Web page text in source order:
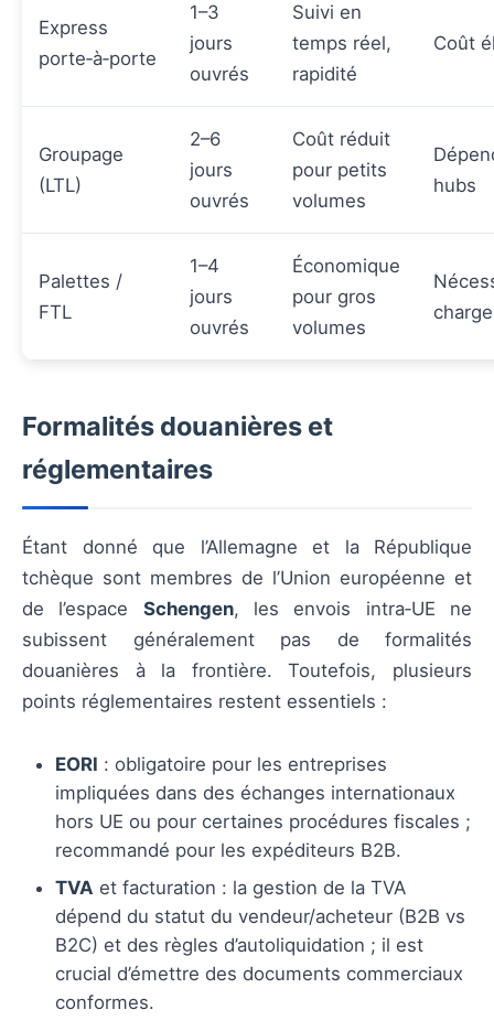
Express
porte‑à‑porte
1–3
jours
ouvrés
Suivi en
temps réel,
rapidité
Coût
Groupage
(LTL)
2–6
jours
ouvrés
Coût réduit
pour petits
volumes
hubs
Palettes /
FTL
1–4
jours
ouvrés
Économique
pour gros
volumes
Formalités douanières et
réglementaires
Étant donné que l’Allemagne et la République
tchèque sont membres de l’Union européenne et
de l’espace Schengen, les envois intra‑UE ne
subissent généralement pas de formalités
douanières à la frontière. Toutefois, plusieurs
points réglementaires restent essentiels :
EORI : obligatoire pour les entreprises
impliquées dans des échanges internationaux
hors UE ou pour certaines procédures fiscales ;
recommandé pour les expéditeurs B2B.
TVA et facturation : la gestion de la TVA
dépend du statut du vendeur/acheteur (B2B vs
B2C) et des règles d’autoliquidation ; il est
crucial d’émettre des documents commerciaux
conformes.